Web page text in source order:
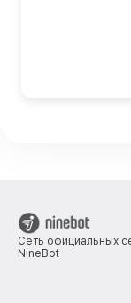
Сеть официальных
NineBot